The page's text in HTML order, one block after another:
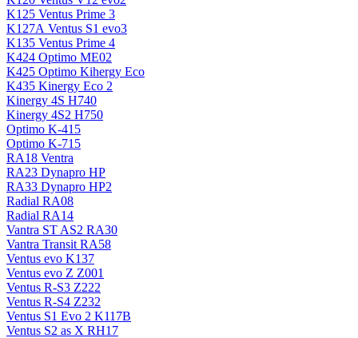
K125 Ventus Prime 3
K127А Ventus S1 evo3
K135 Ventus Prime 4
K424 Optimo ME02
K425 Optimo Kihergy Eco
K435 Kinergy Eco 2
Kinergy 4S H740
Kinergy 4S2 H750
Optimo K-415
Optimo K-715
RA18 Ventra
RA23 Dynapro HP
RA33 Dynapro HP2
Radial RA08
Radial RA14
Vantra ST AS2 RA30
Vantra Transit RA58
Ventus evo K137
Ventus evo Z Z001
Ventus R-S3 Z222
Ventus R-S4 Z232
Ventus S1 Evo 2 K117B
Ventus S2 as X RH17